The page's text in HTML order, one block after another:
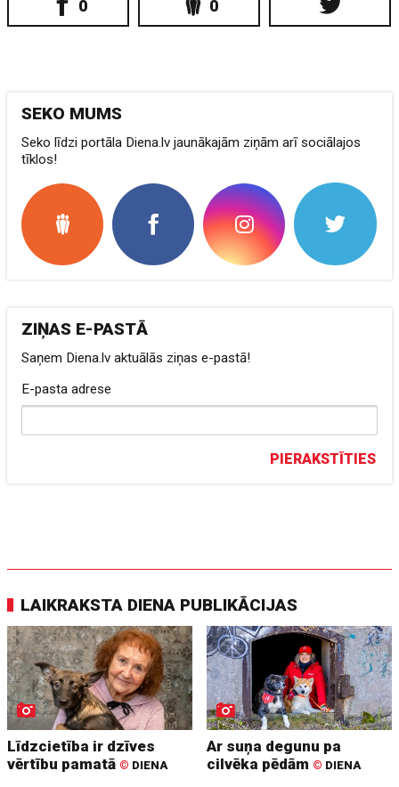
0 0
SEKO MUMS
Seko līdzi portāla Diena.lv jaunākajām ziņām arī sociālajos
tīklos!
ZIŅAS E-PASTĀ
Saņem Diena.lv aktuālās ziņas e-pastā!
E-pasta adrese
PIERAKSTĪTIES
LAIKRAKSTA DIENA PUBLIKĀCIJAS
Līdzcietība ir dzīves
vērtību pamatā © DIENA
Ar suņa degunu pa
cilvēka pēdām © DIENA